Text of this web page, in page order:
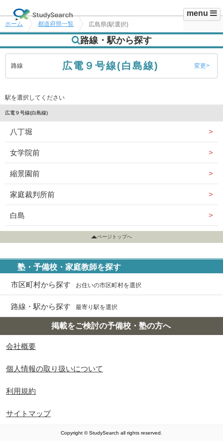
menu
ホーム 都道府県一覧 広島県(駅選択)
路線・駅から探す
路線 広電９号線(白島線) 変更
駅を選択してください
広電９号線(白島線)
八丁堀
女学院前
縮景園前
家庭裁判所前
白島
ページトップへ
塾・予備校・家庭教師を探す
市区町村から探す お住いの市区町村を選択
路線・駅から探す 最寄り駅を選択
掲載をご検討の予備校・塾の方へ
会社概要
個人情報の取り扱いについて
利用規約
サイトマップ
Copyright © StudySearch all rights reserved.